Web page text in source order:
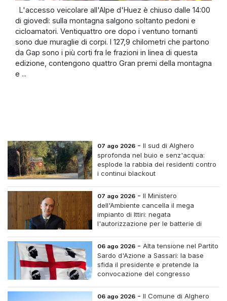
L'accesso veicolare all'Alpe d'Huez è chiuso dalle 14:00
di giovedì: sulla montagna salgono soltanto pedoni e
cicloamatori. Ventiquattro ore dopo i ventuno tornanti
sono due muraglie di corpi. I 127,9 chilometri che partono
da Gap sono i più corti fra le frazioni in linea di questa
edizione, contengono quattro Gran premi della montagna
e ...
07 ago 2026 -Il sud di Alghero
sprofonda nel buio e senz'acqua:
esplode la rabbia dei residenti contro
i continui blackout
07 ago 2026 -Il Ministero
dell'Ambiente cancella il mega
impianto di Ittiri: negata
l'autorizzazione per le batterie di
06 ago 2026 -Alta tensione nel Partito
Sardo d'Azione a Sassari: la base
sfida il presidente e pretende la
convocazione del congresso
06 ago 2026 -Il Comune di Alghero